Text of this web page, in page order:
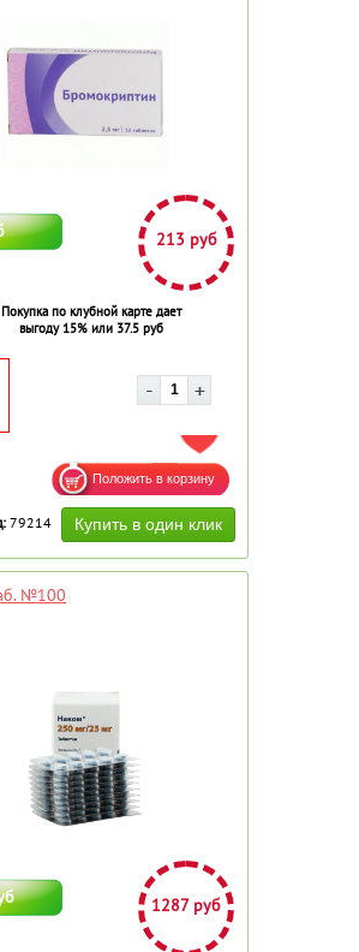
213 руб
Покупка по клубной карте дает
выгоду 15% или 37.5 руб
ДОБАВИТЬ В ИЗБРАННОЕ
79214
№100
1287 руб